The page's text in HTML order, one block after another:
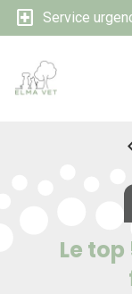
local_hospital Service
Le